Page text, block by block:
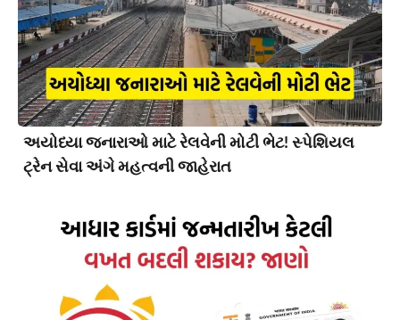
અયોધ્યા જનારાઓ માટે રેલવેની મોટી ભેટ! સ્પેશિયલ
ટ્રેન સેવા અંગે મહત્વની જાહેરાત